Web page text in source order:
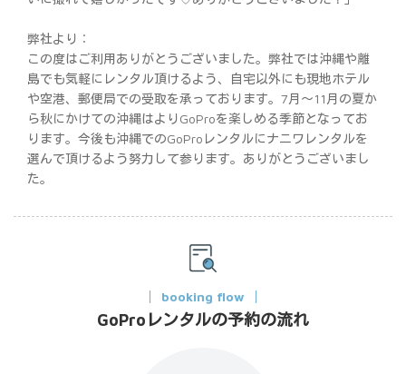
弊社より：
この度はご利用ありがとうございました。弊社では沖縄や離
島でも気軽にレンタル頂けるよう、自宅以外にも現地ホテル
や空港、郵便局での受取を承っております。7月～11月の夏か
ら秋にかけての沖縄はよりGoProを楽しめる季節となってお
ります。今後も沖縄でのGoProレンタルにナニワレンタルを
選んで頂けるよう努力して参ります。ありがとうございまし
た。
booking flow
GoProレンタルの予約の流れ